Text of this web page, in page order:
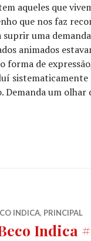
aqueles que
que nos faz
suprir uma
animados
forma de
um olhar
INDICA, PRINCIPAL
Indica